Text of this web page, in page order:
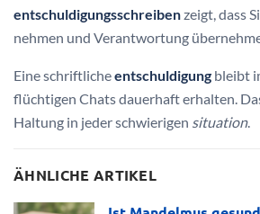
entschuldigungsschreibenzeigt, dass
nehmen und Verantwortung
Eine schriftlicheentschuldigung bleibt
flüchtigen Chats dauerhaft erhalten.
Haltung in jeder schwierigen situation.
ÄHNLICHE ARTIKEL